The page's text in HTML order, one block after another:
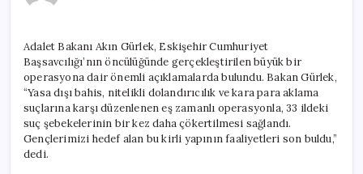
Bahis
Operasyonu:
135
Gözaltı
için
Adalet Bakanı Akın Gürlek, Eskişehir Cumhuriyet
Başsavcılığı’nın öncülüğünde gerçekleştirilen büyük bir
operasyona dair önemli açıklamalarda bulundu. Bakan Gürlek,
“Yasa dışı bahis, nitelikli dolandırıcılık ve kara para aklama
suçlarına karşı düzenlenen eş zamanlı operasyonla, 33 ildeki
suç şebekelerinin bir kez daha çökertilmesi sağlandı.
Gençlerimizi hedef alan bu kirli yapının faaliyetleri son buldu,”
dedi.